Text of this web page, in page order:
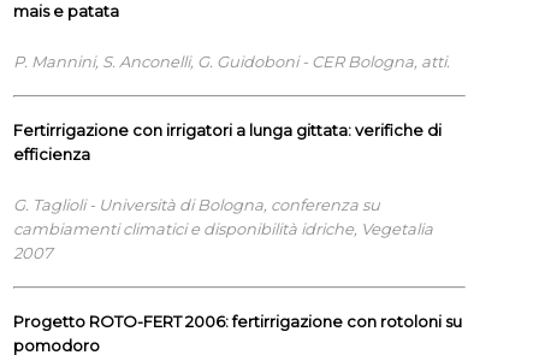
mais e patata
P. Mannini, S. Anconelli, G. Guidoboni - CER Bologna, atti.
Fertirrigazione con irrigatori a lunga gittata: verifiche di
efficienza
G. Taglioli - Università di Bologna, conferenza su
cambiamenti climatici e disponibilità idriche, Vegetalia
2007
Progetto ROTO-FERT 2006: fertirrigazione con rotoloni su
pomodoro